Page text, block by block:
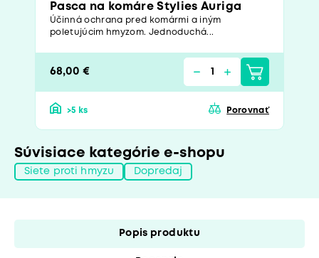
Pasca na komáre Stylies Auriga
Účinná ochrana pred komármi a iným
poletujúcim hmyzom. Jednoduchá...
68,00 €
>5 ks Porovnať
Súvisiace kategórie e-shopu
Siete proti hmyzu Dopredaj
Popis produktu